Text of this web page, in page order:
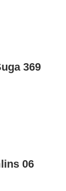
369
06